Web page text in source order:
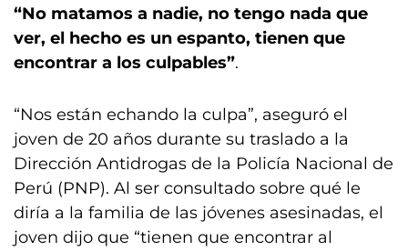
“No matamos a nadie, no tengo nada que
ver, el hecho es un espanto, tienen que
encontrar a los culpables”.
“Nos están echando la culpa”, aseguró el
joven de 20 años durante su traslado a la
Dirección Antidrogas de la Policía Nacional de
Perú (PNP). Al ser consultado sobre qué le
diría a la familia de las jóvenes asesinadas, el
joven dijo que “tienen que encontrar al